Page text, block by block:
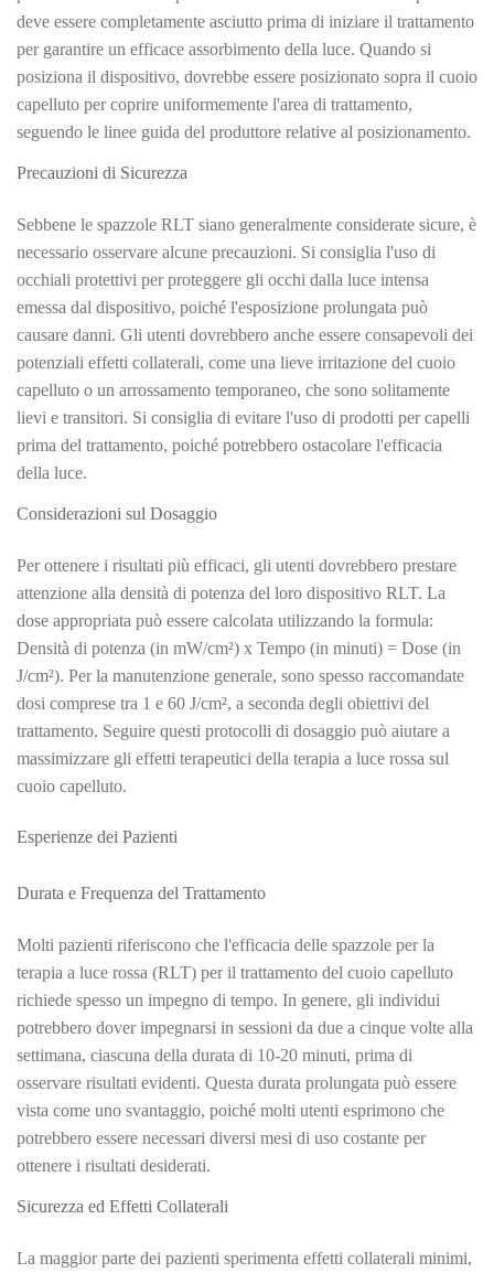
deve essere completamente asciutto prima di iniziare il trattamento
per garantire un efficace assorbimento della luce. Quando si
posiziona il dispositivo, dovrebbe essere posizionato sopra il cuoio
capelluto per coprire uniformemente l'area di trattamento,
seguendo le linee guida del produttore relative al posizionamento.
Precauzioni di Sicurezza
Sebbene le spazzole RLT siano generalmente considerate sicure, è
necessario osservare alcune precauzioni. Si consiglia l'uso di
occhiali protettivi per proteggere gli occhi dalla luce intensa
emessa dal dispositivo, poiché l'esposizione prolungata può
causare danni. Gli utenti dovrebbero anche essere consapevoli dei
potenziali effetti collaterali, come una lieve irritazione del cuoio
capelluto o un arrossamento temporaneo, che sono solitamente
lievi e transitori. Si consiglia di evitare l'uso di prodotti per capelli
prima del trattamento, poiché potrebbero ostacolare l'efficacia
della luce.
Considerazioni sul Dosaggio
Per ottenere i risultati più efficaci, gli utenti dovrebbero prestare
attenzione alla densità di potenza del loro dispositivo RLT. La
dose appropriata può essere calcolata utilizzando la formula:
Densità di potenza (in mW/cm²) x Tempo (in minuti) = Dose (in
J/cm²). Per la manutenzione generale, sono spesso raccomandate
dosi comprese tra 1 e 60 J/cm², a seconda degli obiettivi del
trattamento. Seguire questi protocolli di dosaggio può aiutare a
massimizzare gli effetti terapeutici della terapia a luce rossa sul
cuoio capelluto.
Esperienze dei Pazienti
Durata e Frequenza del Trattamento
Molti pazienti riferiscono che l'efficacia delle spazzole per la
terapia a luce rossa (RLT) per il trattamento del cuoio capelluto
richiede spesso un impegno di tempo. In genere, gli individui
potrebbero dover impegnarsi in sessioni da due a cinque volte alla
settimana, ciascuna della durata di 10-20 minuti, prima di
osservare risultati evidenti. Questa durata prolungata può essere
vista come uno svantaggio, poiché molti utenti esprimono che
potrebbero essere necessari diversi mesi di uso costante per
ottenere i risultati desiderati.
Sicurezza ed Effetti Collaterali
La maggior parte dei pazienti sperimenta effetti collaterali minimi,